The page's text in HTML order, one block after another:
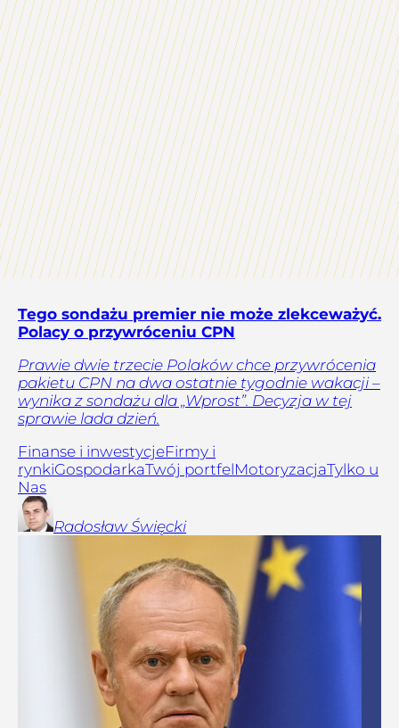
Tego sondażu premier nie może zlekceważyć.
Polacy o przywróceniu CPN
Prawie dwie trzecie Polaków chce przywrócenia
pakietu CPN na dwa ostatnie tygodnie wakacji –
wynika z sondażu dla „Wprost”. Decyzja w tej
sprawie lada dzień.
Finanse i inwestycjeFirmy i
rynkiGospodarkaTwój portfelMotoryzacjaTylko u
Nas
Radosław Święcki